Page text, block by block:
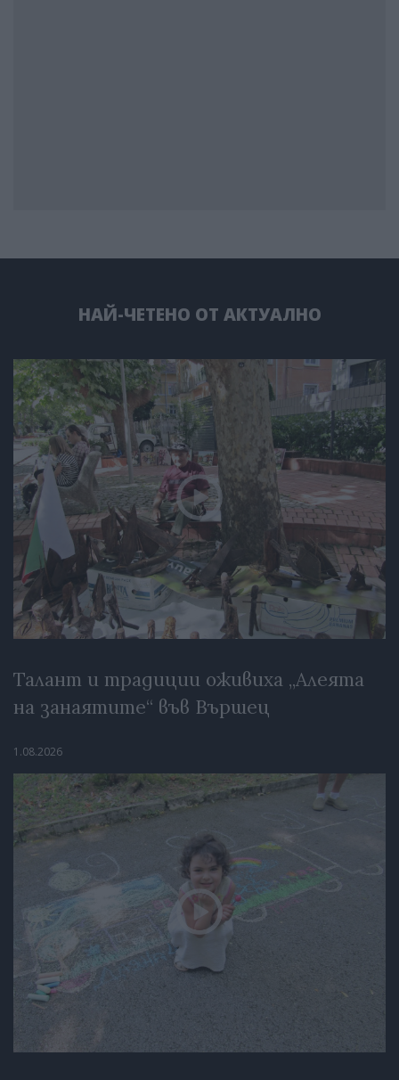
НАЙ-ЧЕТЕНО ОТ АКТУАЛНО
Талант и традиции оживиха „Алеята
на занаятите“ във Вършец
1.08.2026